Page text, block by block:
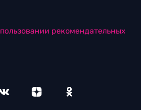
рекомендательных